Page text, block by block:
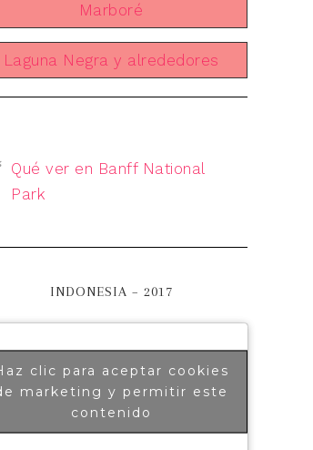
Marboré
Laguna Negra y alrededores
Qué ver en Banff National
Park
INDONESIA – 2017
clic para aceptar cookies
marketing y permitir este
contenido